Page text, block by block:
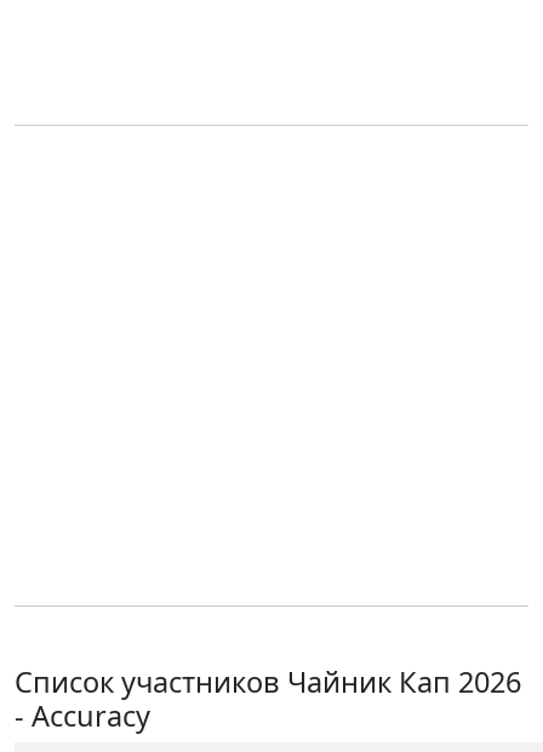
Список участников Чайник Кап 2026
- Accuracy